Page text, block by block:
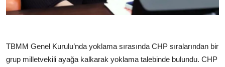
TBMM Genel Kurulu’nda yoklama sırasında CHP sıralarından bir
grup milletvekili ayağa kalkarak yoklama talebinde bulundu. CHP